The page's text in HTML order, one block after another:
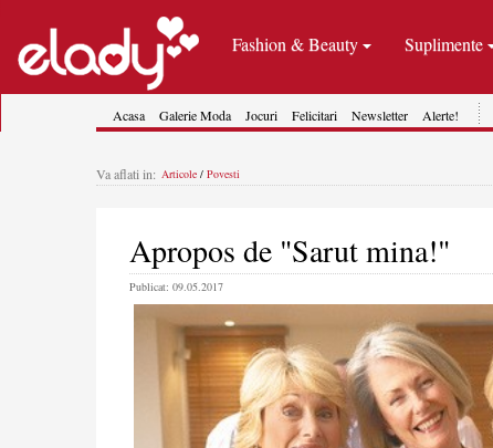
Fashion & Beauty Suplimente
Acasa Galerie Moda Jocuri Felicitari Newsletter Alerte!
Va aflati in: Articole / Povesti
Apropos de "Sarut mina!"
Publicat: 09.05.2017